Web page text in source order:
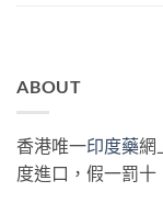
ABOUT
香港唯一印度藥網
度進口，假一罰十